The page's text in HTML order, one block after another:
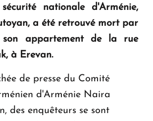
pas d'alternative concrète, la
référendum ne se pose pas. "
d'audace, de résilience et d'avenir
nationale d'Arménie,
a été retrouvé mort par
appartement de la rue
à Erevan.
de presse du Comité
d'Arménie Naira
des enquêteurs se sont